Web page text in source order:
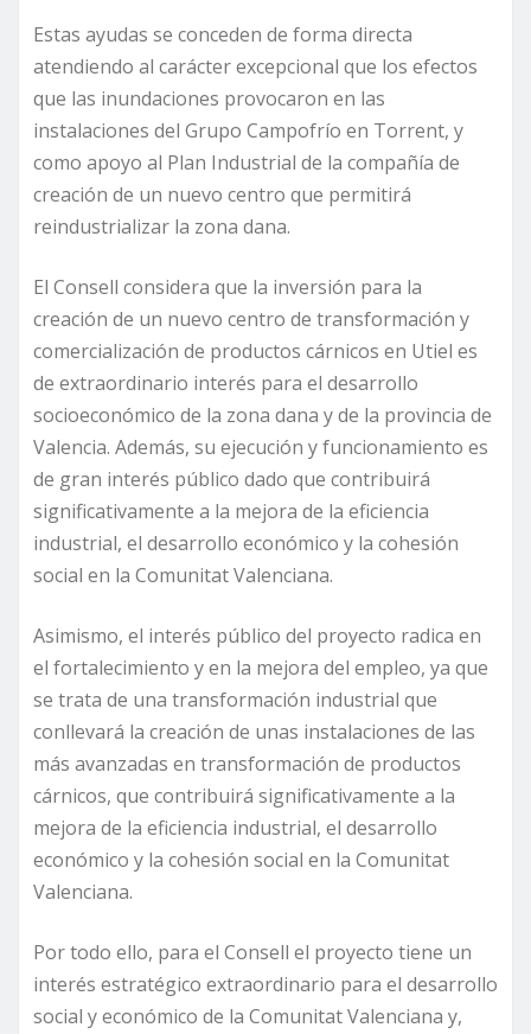
Estas ayudas se conceden de forma directa
atendiendo al carácter excepcional que los efectos
que las inundaciones provocaron en las
instalaciones del Grupo Campofrío en Torrent, y
como apoyo al Plan Industrial de la compañía de
creación de un nuevo centro que permitirá
reindustrializar la zona dana.
El Consell considera que la inversión para la
creación de un nuevo centro de transformación y
comercialización de productos cárnicos en Utiel es
de extraordinario interés para el desarrollo
socioeconómico de la zona dana y de la provincia de
Valencia. Además, su ejecución y funcionamiento es
de gran interés público dado que contribuirá
significativamente a la mejora de la eficiencia
industrial, el desarrollo económico y la cohesión
social en la Comunitat Valenciana.
Asimismo, el interés público del proyecto radica en
el fortalecimiento y en la mejora del empleo, ya que
se trata de una transformación industrial que
conllevará la creación de unas instalaciones de las
más avanzadas en transformación de productos
cárnicos, que contribuirá significativamente a la
mejora de la eficiencia industrial, el desarrollo
económico y la cohesión social en la Comunitat
Valenciana.
Por todo ello, para el Consell el proyecto tiene un
interés estratégico extraordinario para el desarrollo
social y económico de la Comunitat Valenciana y,